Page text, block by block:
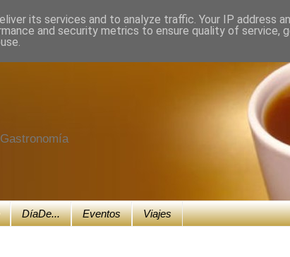
DíaDe... Eventos Viajes
its services and to analyze traffic. Your IP address
and security metrics to ensure quality of service,